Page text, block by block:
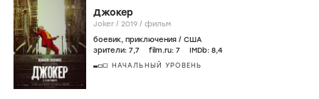
Джокер
Joker / 2019 / фильм
боевик, приключения / США
зрители: 7,7 film.ru: 7 IMDb: 8,4
НАЧАЛЬНЫЙ УРОВЕНЬ